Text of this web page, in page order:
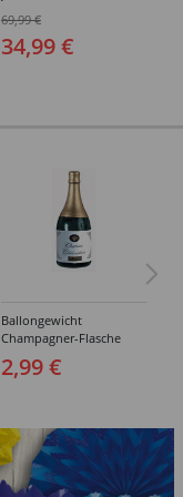
Verschiedene Größen
(48-64)
69,99 €
34,99 €
Ballongewicht
Champagner-Flasche
2,99 €